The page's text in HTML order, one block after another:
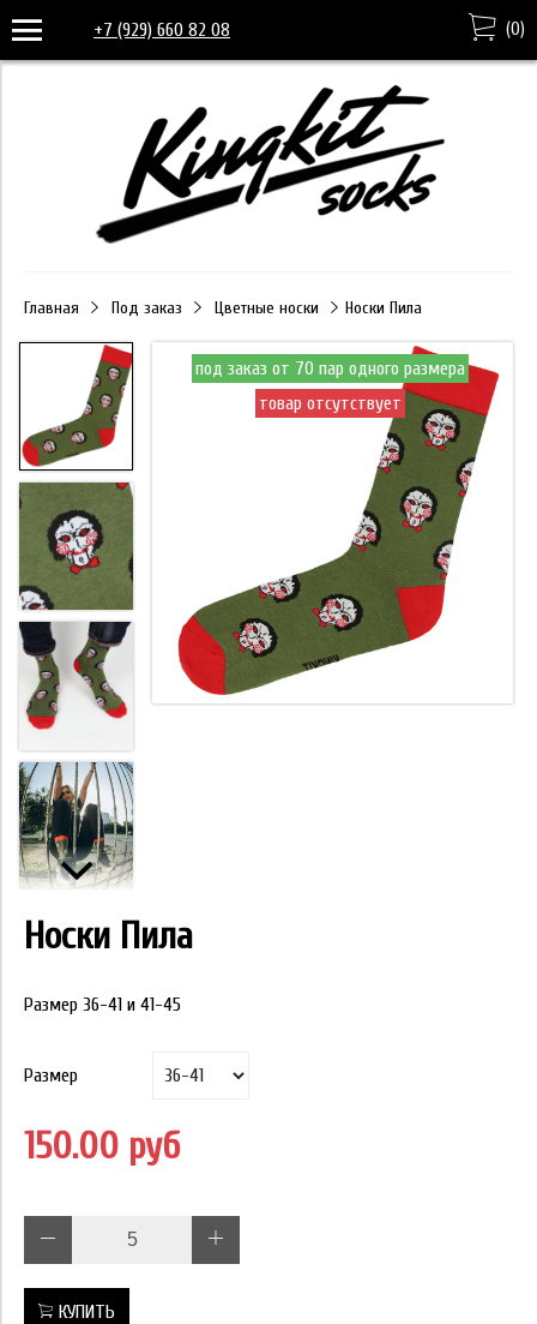
+7 (929) 660 82 08 (0)
Главная Под заказ Цветные носки Носки Пила
под заказ от 70 пар одного размера
товар отсутствует
Носки Пила
Размер 36-41 и 41-45
Размер
150.00 руб
КУПИТЬ